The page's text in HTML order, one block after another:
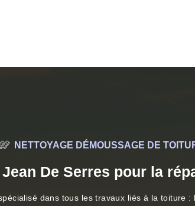
NETTOYAGE DÉMOUSSAGE DE
De Serres pour la
dans tous les travaux liés à la